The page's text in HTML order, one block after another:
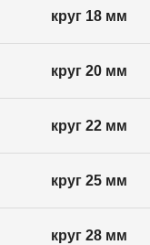
круг 18 мм
круг 20 мм
круг 22 мм
круг 25 мм
круг 28 мм